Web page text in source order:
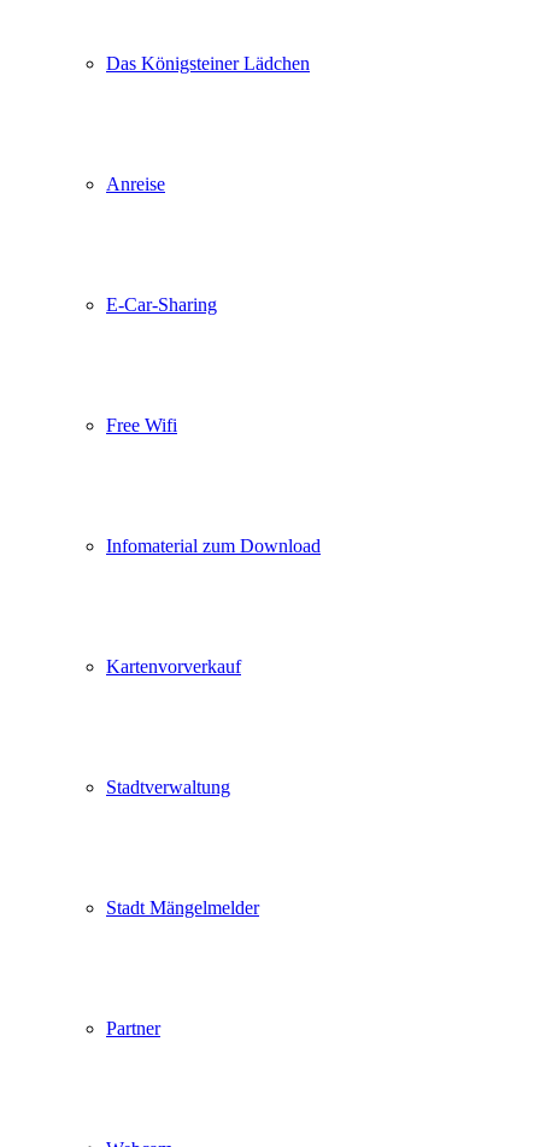
Das Königsteiner Lädchen
Anreise
E-Car-Sharing
Free Wifi
Infomaterial zum Download
Kartenvorverkauf
Stadtverwaltung
Stadt Mängelmelder
Partner